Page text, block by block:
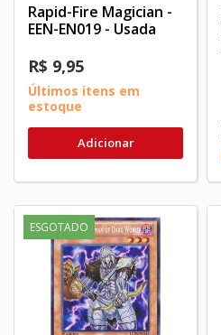
Rapid-Fire Magician -
EEN-EN019 - Usada
R$ 9,95
Últimos itens em
estoque
Adicionar
ESGOTADO